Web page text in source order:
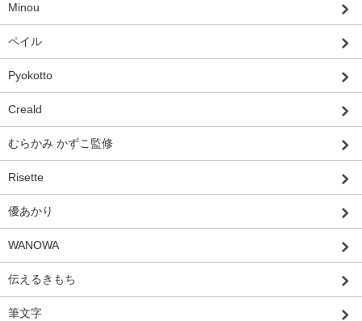
Minou
ペイル
Pyokotto
Creald
むらかみ かずこ監修
Risette
優あかり
WANOWA
伝えるきもち
筆文字